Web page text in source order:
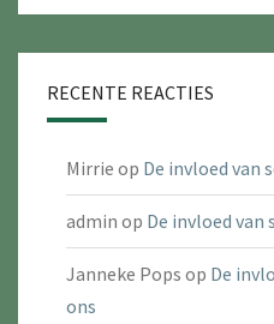
RECENTE REACTIES
Mirrie op De invloed van
admin op De invloed van
Janneke Pops op De
ons